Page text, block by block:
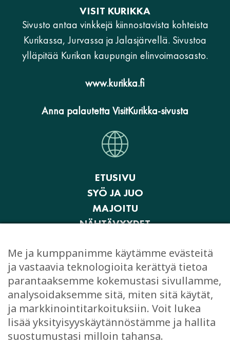
VISIT KURIKKA
Sivusto antaa vinkkejä kiinnostavista kohteista
Kurikassa, Jurvassa ja Jalasjärvellä. Sivustoa
ylläpitää Kurikan kaupungin elinvoimaosasto.
www.kurikka.fi
Anna palautetta VisitKurikka-sivusta
ETUSIVU
SYÖ JA JUO
MAJOITU
NÄHTÄVYYDET
OSTOKSET
JUHLI JA KOKOUSTA
EVÄSTEASETUKSET
Me ja kumppanimme käytämme evästeitä
ja vastaavia teknologioita kerättyä tietoa
parantaaksemme kokemustasi sivullamme,
analysoidaksemme sitä, miten sitä käytät,
ja markkinointitarkoituksiin. Voit lukea
lisää yksityisyyskäytännöstämme ja hallita
suostumustasi milloin tahansa.